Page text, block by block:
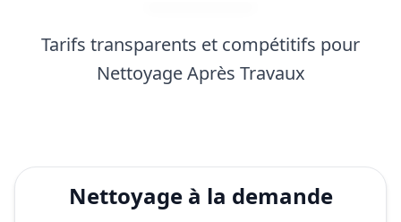
Tarifs transparents et compétitifs pour
Nettoyage Après Travaux
Nettoyage à la demande